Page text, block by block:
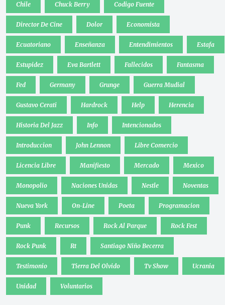
Chile Chuck Berry Codigo Fuente
Director De Cine Dolor Economista
Ecuatoriano Enseñanza Entendimientos Estafa
Estupidez Eva Bartlett Fallecidos Fantasma
Fed Germany Grunge Guerra Mudial
Gustavo Cerati Hardrock Help Herencia
Historia Del Jazz Info Intencionados
Introduccion John Lennon Libre Comercio
Licencia Libre Manifiesto Mercado Mexico
Monopolio Naciones Unidas Nestle Noventas
Nueva York On-Line Poeta Programacion
Punk Recursos Rock Al Parque Rock Fest
Rock Punk Rt Santiago Niño Becerra
Testimonio Tierra Del Olvido Tv Show Ucrania
Unidad Voluntarios